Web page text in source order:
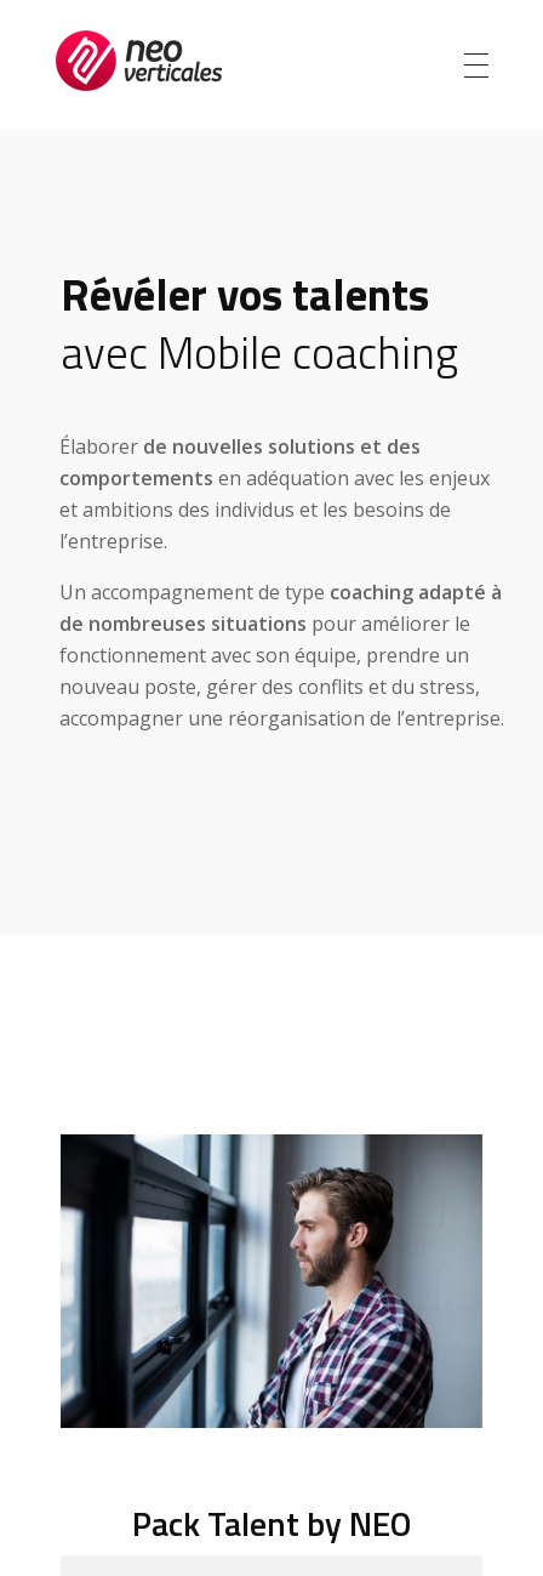
Révéler vos talents
avec Mobile coaching
Élaborer de nouvelles solutions et des
comportements en adéquation avec les enjeux
et ambitions des individus et les besoins de
l’entreprise.
Un accompagnement de type coaching adapté à
de nombreuses situations pour améliorer le
fonctionnement avec son équipe, prendre un
nouveau poste, gérer des conflits et du stress,
accompagner une réorganisation de l’entreprise.
Pack Talent by NEO